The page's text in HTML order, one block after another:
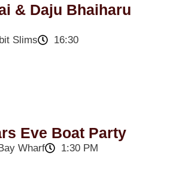
& Daju Bhaiharu
Slims 16:30
Eve Boat Party
Wharf 1:30 PM